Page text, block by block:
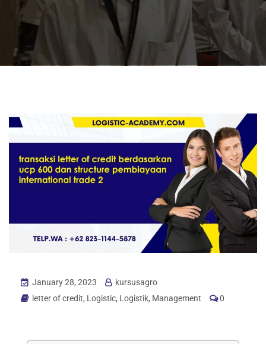
January 28, 2023
kursusagro
letter of credit, Logistic, Logistik, Management 0